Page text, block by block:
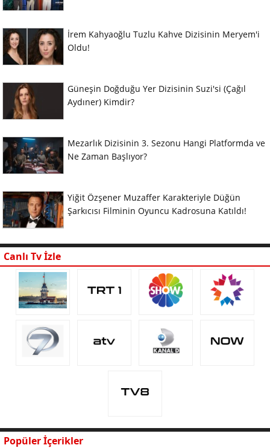
İrem Kahyaoğlu Tuzlu Kahve Dizisinin Meryem'i
Oldu!
Güneşin Doğduğu Yer Dizisinin Suzi'si (Çağıl
Aydıner) Kimdir?
Mezarlık Dizisinin 3. Sezonu Hangi Platformda ve
Ne Zaman Başlıyor?
Yiğit Özşener Muzaffer Karakteriyle Düğün
Şarkıcısı Filminin Oyuncu Kadrosuna Katıldı!
Canlı Tv İzle
Popüler İçerikler